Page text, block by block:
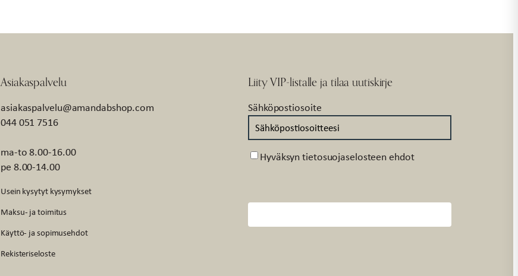
Asiakaspalvelu
asiakaspalvelu@amandabshop.com
044 051 7516
ma-to 8.00-16.00
pe 8.00-14.00
Usein kysytyt kysymykset
Maksu- ja toimitus
Käyttö- ja sopimusehdot
Rekisteriseloste
Liity VIP-listalle ja tilaa uutiskirje
Sähköpostiosoite
Suostumus
Hyväksyn tietosuojaselosteen ehdot